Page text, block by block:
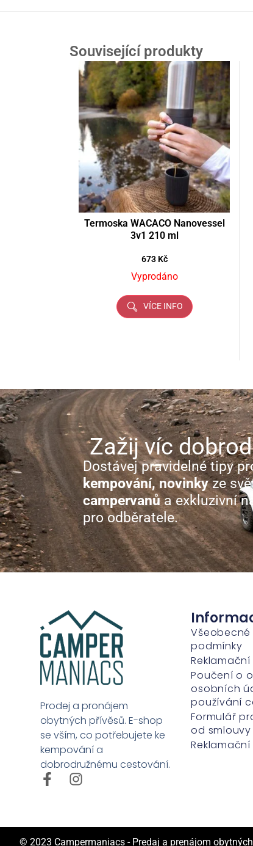
Související produkty
Termoska WACACO Nanovessel
3v1 210 ml
673 Kč
Vyprodáno
VÍCE INFO
Zažij víc
Dostávej pravidelné tipy
kempování, novinkyze
campervanůa exkluzivní
pro odběratele.
Prodej a pronájem
obytných přívěsů. E-shop
se vším, co potřebujete ke
kempování a
dobrodružnému cestování.
podmínky
Poučení o
osobních
používání
Formulář
od smlouvy
© 2023 Campermaniacs - Predaj a prenájom